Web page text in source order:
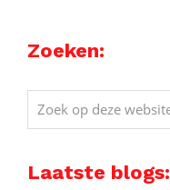
Zoeken:
Zoek
op
website
Laatste blogs: